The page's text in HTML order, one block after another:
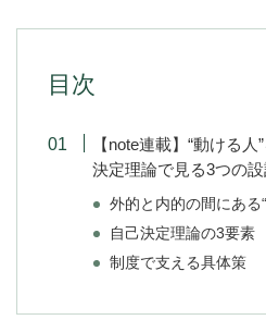
目次
【note連載】“動ける
決定理論で見る3つの
外的と内的の間にある
自己決定理論の3要素
制度で支える具体策